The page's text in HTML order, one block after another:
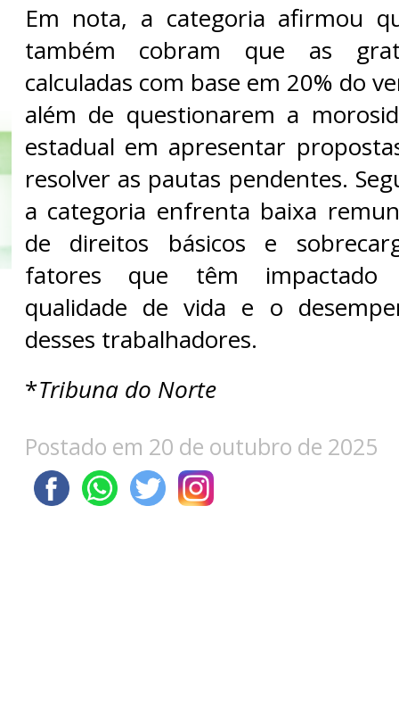
Em nota, a categoria afirmou
também cobram que as
calculadas com base em 20% do
além de questionarem a
estadual em apresentar
resolver as pautas pendentes.
a categoria enfrenta baixa
de direitos básicos e
fatores que têm impactado
qualidade de vida e o
desses trabalhadores.
*Tribuna do Norte
Postado em 20 de outubro de 2025